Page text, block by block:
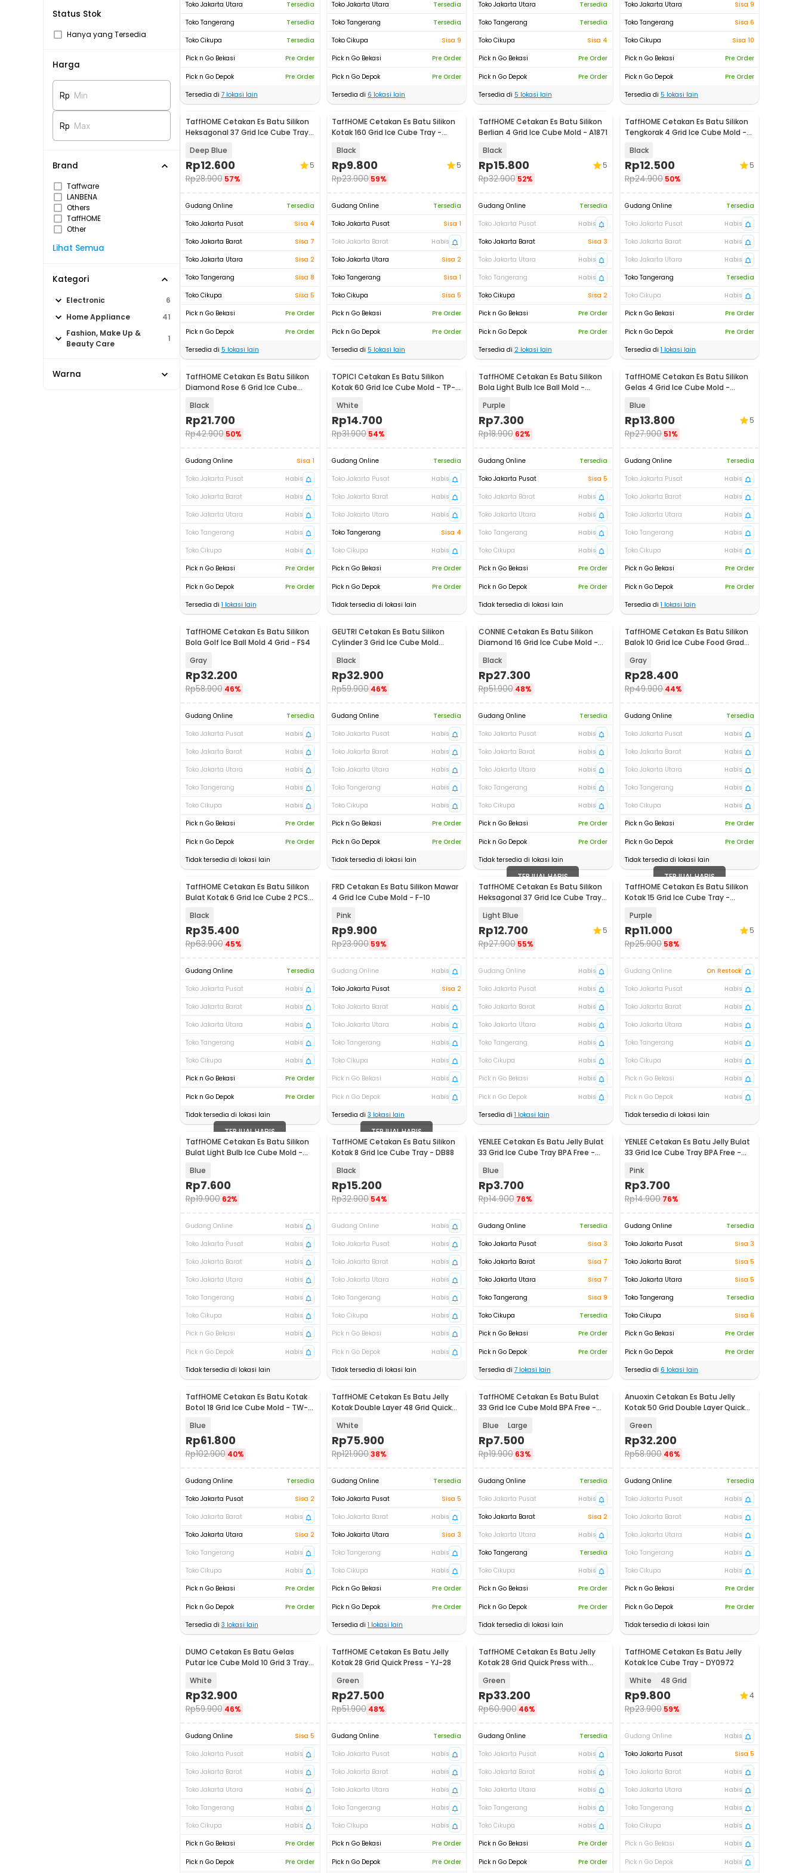
Status Stok
Hanya yang Tersedia
Harga
Rp Min
Rp Max
Brand
Taffware
LANBENA
Others
TaffHOME
Other
Lihat Semua
Kategori
Electronic
6
Home Appliance
41
Fashion, Make Up &
Beauty Care
1
Warna
Toko Jakarta Utara
Tersedia
Toko Tangerang
Tersedia
Toko Cikupa
Tersedia
Pick n Go Bekasi
Pre Order
Pick n Go Depok
Pre Order
Tersedia di 7lokasi lain
Toko Jakarta Utara
Tersedia
Toko Tangerang
Tersedia
Toko Cikupa
Sisa 9
Pick n Go Bekasi
Pre Order
Pick n Go Depok
Pre Order
Tersedia di 6 lokasi lain
Toko Jakarta Utara
Tersedia
Toko Tangerang
Tersedia
Toko Cikupa
Sisa 4
Pick n Go Bekasi
Pre Order
Pick n Go Depok
Pre Order
Tersedia di 5 lokasi lain
Toko Jakarta Utara
Sisa 9
Toko Tangerang
Sisa 6
Toko Cikupa
Sisa 10
Pick n Go Bekasi
Pre Order
Pick n Go Depok
Pre Order
Tersedia di 5 lokasi lain
TaffHOME Cetakan Es Batu Silikon
Heksagonal 37 Grid Ice Cube Tray -
Deep Blue
Rp12.600
Rp28.900 57%
5
Gudang Online
Tersedia
Toko Jakarta Pusat
Sisa 4
Toko Jakarta Barat
Sisa 7
Toko Jakarta Utara
Sisa 2
Toko Tangerang
Sisa 8
Toko Cikupa
Sisa 5
Pick n Go Bekasi
Pre Order
Pick n Go Depok
Pre Order
Tersedia di 5 lokasi lain
TaffHOME Cetakan Es Batu Silikon
Kotak 160 Grid Ice Cube Tray -
Black
Rp9.800
Rp23.900 59%
5
Gudang Online
Tersedia
Toko Jakarta Pusat
Sisa 1
Toko Jakarta Barat
Habis
Toko Jakarta Utara
Sisa 2
Toko Tangerang
Sisa 1
Toko Cikupa
Sisa 5
Pick n Go Bekasi
Pre Order
Pick n Go Depok
Pre Order
Tersedia di 5 lokasi lain
TaffHOME Cetakan Es Batu Silikon
Berlian 4 Grid Ice Cube Mold - A1871
Black
Rp15.800
Rp32.900 52%
5
Gudang Online
Tersedia
Toko Jakarta Pusat
Habis
Toko Jakarta Barat
Sisa 3
Toko Jakarta Utara
Habis
Toko Tangerang
Habis
Toko Cikupa
Sisa 2
Pick n Go Bekasi
Pre Order
Pick n Go Depok
Pre Order
Tersedia di 2lokasi lain
TaffHOME Cetakan Es Batu Silikon
Tengkorak 4 Grid Ice Cube Mold -
Black
Rp12.500
Rp24.900 50%
5
Gudang Online
Tersedia
Toko Jakarta Pusat
Habis
Toko Jakarta Barat
Habis
Toko Jakarta Utara
Habis
Toko Tangerang
Tersedia
Toko Cikupa
Habis
Pick n Go Bekasi
Pre Order
Pick n Go Depok
Pre Order
Tersedia di 1 lokasi lain
TaffHOME Cetakan Es Batu Silikon
Diamond Rose 6 Grid Ice Cube
Black
Rp21.700
Rp42.900 50%
Gudang Online
Sisa 1
Toko Jakarta Pusat
Habis
Toko Jakarta Barat
Habis
Toko Jakarta Utara
Habis
Toko Tangerang
Habis
Toko Cikupa
Habis
Pick n Go Bekasi
Pre Order
Pick n Go Depok
Pre Order
Tersedia di 1 lokasi lain
TOPICI Cetakan Es Batu Silikon
Kotak 60 Grid Ice Cube Mold - TP-
White
Rp14.700
Rp31.900 54%
Gudang Online
Tersedia
Toko Jakarta Pusat
Habis
Toko Jakarta Barat
Habis
Toko Jakarta Utara
Habis
Toko Tangerang
Sisa 4
Toko Cikupa
Habis
Pick n Go Bekasi
Pre Order
Pick n Go Depok
Pre Order
Tidak tersedia di lokasi lain
TaffHOME Cetakan Es Batu Silikon
Bola Light Bulb Ice Ball Mold -
Purple
Rp7.300
Rp18.900 62%
Gudang Online
Tersedia
Toko Jakarta Pusat
Sisa 5
Toko Jakarta Barat
Habis
Toko Jakarta Utara
Habis
Toko Tangerang
Habis
Toko Cikupa
Habis
Pick n Go Bekasi
Pre Order
Pick n Go Depok
Pre Order
Tidak tersedia di lokasi lain
TaffHOME Cetakan Es Batu Silikon
Gelas 4 Grid Ice Cube Mold -
Blue
Rp13.800
Rp27.900 51%
5
Gudang Online
Tersedia
Toko Jakarta Pusat
Habis
Toko Jakarta Barat
Habis
Toko Jakarta Utara
Habis
Toko Tangerang
Habis
Toko Cikupa
Habis
Pick n Go Bekasi
Pre Order
Pick n Go Depok
Pre Order
Tersedia di 1 lokasi lain
TaffHOME Cetakan Es Batu Silikon
Bola Golf Ice Ball Mold 4 Grid - FS4
Gray
Rp32.200
Rp58.900 46%
Gudang Online
Tersedia
Toko Jakarta Pusat
Habis
Toko Jakarta Barat
Habis
Toko Jakarta Utara
Habis
Toko Tangerang
Habis
Toko Cikupa
Habis
Pick n Go Bekasi
Pre Order
Pick n Go Depok
Pre Order
Tidak tersedia di lokasi lain
GEUTRI Cetakan Es Batu Silikon
Cylinder 3 Grid Ice Cube Mold
Black
Rp32.900
Rp59.900 46%
Gudang Online
Tersedia
Toko Jakarta Pusat
Habis
Toko Jakarta Barat
Habis
Toko Jakarta Utara
Habis
Toko Tangerang
Habis
Toko Cikupa
Habis
Pick n Go Bekasi
Pre Order
Pick n Go Depok
Pre Order
Tidak tersedia di lokasi lain
CONNIE Cetakan Es Batu Silikon
Diamond 16 Grid Ice Cube Mold -
Black
Rp27.300
Rp51.900 48%
Gudang Online
Tersedia
Toko Jakarta Pusat
Habis
Toko Jakarta Barat
Habis
Toko Jakarta Utara
Habis
Toko Tangerang
Habis
Toko Cikupa
Habis
Pick n Go Bekasi
Pre Order
Pick n Go Depok
Pre Order
Tidak tersedia di lokasi lain
TaffHOME Cetakan Es Batu Silikon
Balok 10 Grid Ice Cube Food Grade
Gray
Rp28.400
Rp49.900 44%
Gudang Online
Tersedia
Toko Jakarta Pusat
Habis
Toko Jakarta Barat
Habis
Toko Jakarta Utara
Habis
Toko Tangerang
Habis
Toko Cikupa
Habis
Pick n Go Bekasi
Pre Order
Pick n Go Depok
Pre Order
Tidak tersedia di lokasi lain
TaffHOME Cetakan Es Batu Silikon
Bulat Kotak 6 Grid Ice Cube 2 PCS -
Black
Rp35.400
Rp63.900 45%
Gudang Online
Tersedia
Toko Jakarta Pusat
Habis
Toko Jakarta Barat
Habis
Toko Jakarta Utara
Habis
Toko Tangerang
Habis
Toko Cikupa
Habis
Pick n Go Bekasi
Pre Order
Pick n Go Depok
Pre Order
Tidak tersedia di lokasi lain
FRD Cetakan Es Batu Silikon Mawar
4 Grid Ice Cube Mold - F-10
Pink
Rp9.900
Rp23.900 59%
Gudang Online
Habis
Toko Jakarta Pusat
Sisa 2
Toko Jakarta Barat
Habis
Toko Jakarta Utara
Habis
Toko Tangerang
Habis
Toko Cikupa
Habis
Pick n Go Bekasi
Habis
Pick n Go Depok
Habis
Tersedia di 3 lokasi lain
TERJUAL HABIS
TaffHOME Cetakan Es Batu Silikon
Heksagonal 37 Grid Ice Cube Tray -
Light Blue
Rp12.700
Rp27.900 55%
5
Gudang Online
Habis
Toko Jakarta Pusat
Habis
Toko Jakarta Barat
Habis
Toko Jakarta Utara
Habis
Toko Tangerang
Habis
Toko Cikupa
Habis
Pick n Go Bekasi
Habis
Pick n Go Depok
Habis
Tersedia di 1 lokasi lain
TERJUAL HABIS
TaffHOME Cetakan Es Batu Silikon
Kotak 15 Grid Ice Cube Tray -
Purple
Rp11.000
Rp25.900 58%
5
Gudang Online
On Restock
Toko Jakarta Pusat
Habis
Toko Jakarta Barat
Habis
Toko Jakarta Utara
Habis
Toko Tangerang
Habis
Toko Cikupa
Habis
Pick n Go Bekasi
Habis
Pick n Go Depok
Habis
Tidak tersedia di lokasi lain
TERJUAL HABIS
TaffHOME Cetakan Es Batu Silikon
Bulat Light Bulb Ice Cube Mold -
Blue
Rp7.600
Rp19.900 62%
Gudang Online
Habis
Toko Jakarta Pusat
Habis
Toko Jakarta Barat
Habis
Toko Jakarta Utara
Habis
Toko Tangerang
Habis
Toko Cikupa
Habis
Pick n Go Bekasi
Habis
Pick n Go Depok
Habis
Tidak tersedia di lokasi lain
TERJUAL HABIS
TaffHOME Cetakan Es Batu Silikon
Kotak 8 Grid Ice Cube Tray - DB88
Black
Rp15.200
Rp32.900 54%
Gudang Online
Habis
Toko Jakarta Pusat
Habis
Toko Jakarta Barat
Habis
Toko Jakarta Utara
Habis
Toko Tangerang
Habis
Toko Cikupa
Habis
Pick n Go Bekasi
Habis
Pick n Go Depok
Habis
Tidak tersedia di lokasi lain
YENLEE Cetakan Es Batu Jelly Bulat
33 Grid Ice Cube Tray BPA Free -
Blue
Rp3.700
Rp14.900 76%
Gudang Online
Tersedia
Toko Jakarta Pusat
Sisa 3
Toko Jakarta Barat
Sisa 7
Toko Jakarta Utara
Sisa 7
Toko Tangerang
Sisa 9
Toko Cikupa
Tersedia
Pick n Go Bekasi
Pre Order
Pick n Go Depok
Pre Order
Tersedia di 7lokasi lain
YENLEE Cetakan Es Batu Jelly Bulat
33 Grid Ice Cube Tray BPA Free -
Pink
Rp3.700
Rp14.900 76%
Gudang Online
Tersedia
Toko Jakarta Pusat
Sisa 3
Toko Jakarta Barat
Sisa 5
Toko Jakarta Utara
Sisa 5
Toko Tangerang
Tersedia
Toko Cikupa
Sisa 6
Pick n Go Bekasi
Pre Order
Pick n Go Depok
Pre Order
Tersedia di 6 lokasi lain
TaffHOME Cetakan Es Batu Kotak
Botol 18 Grid Ice Cube Mold - TW-
Blue
Rp61.800
Rp102.900 40%
Gudang Online
Tersedia
Toko Jakarta Pusat
Sisa 2
Toko Jakarta Barat
Habis
Toko Jakarta Utara
Sisa 2
Toko Tangerang
Habis
Toko Cikupa
Habis
Pick n Go Bekasi
Pre Order
Pick n Go Depok
Pre Order
Tersedia di 3 lokasi lain
TaffHOME Cetakan Es Batu Jelly
Kotak Double Layer 48 Grid Quick
White
Rp75.900
Rp121.90038%
Gudang Online
Tersedia
Toko Jakarta Pusat
Sisa 5
Toko Jakarta Barat
Habis
Toko Jakarta Utara
Sisa 3
Toko Tangerang
Habis
Toko Cikupa
Habis
Pick n Go Bekasi
Pre Order
Pick n Go Depok
Pre Order
Tersedia di 1 lokasi lain
TaffHOME Cetakan Es Batu Bulat
33 Grid Ice Cube Mold BPA Free -
Blue Large
Rp7.500
Rp19.900 63%
Gudang Online
Tersedia
Toko Jakarta Pusat
Habis
Toko Jakarta Barat
Sisa 2
Toko Jakarta Utara
Habis
Toko Tangerang
Tersedia
Toko Cikupa
Habis
Pick n Go Bekasi
Pre Order
Pick n Go Depok
Pre Order
Tidak tersedia di lokasi lain
Anuoxin Cetakan Es Batu Jelly
Kotak 50 Grid Double Layer Quick
Green
Rp32.200
Rp58.900 46%
Gudang Online
Tersedia
Toko Jakarta Pusat
Habis
Toko Jakarta Barat
Habis
Toko Jakarta Utara
Habis
Toko Tangerang
Habis
Toko Cikupa
Habis
Pick n Go Bekasi
Pre Order
Pick n Go Depok
Pre Order
Tidak tersedia di lokasi lain
DUMO Cetakan Es Batu Gelas
Putar Ice Cube Mold 10 Grid 3 Tray -
White
Rp32.900
Rp59.900 46%
Gudang Online
Sisa 5
Toko Jakarta Pusat
Habis
Toko Jakarta Barat
Habis
Toko Jakarta Utara
Habis
Toko Tangerang
Habis
Toko Cikupa
Habis
Pick n Go Bekasi
Pre Order
Pick n Go Depok Pre Order
TaffHOME Cetakan Es Batu Jelly
Kotak 28 Grid Quick Press - YJ-28
Green
Rp27.500
Rp51.900 48%
Gudang Online
Tersedia
Toko Jakarta Pusat
Habis
Toko Jakarta Barat
Habis
Toko Jakarta Utara
Habis
Toko Tangerang
Habis
Toko Cikupa
Habis
Pick n Go Bekasi
Pre Order
Pick n Go Depok Pre Order
TaffHOME Cetakan Es Batu Jelly
Kotak 28 Grid Quick Press with
Green
Rp33.200
Rp60.900 46%
Gudang Online
Tersedia
Toko Jakarta Pusat
Habis
Toko Jakarta Barat
Habis
Toko Jakarta Utara
Habis
Toko Tangerang
Habis
Toko Cikupa
Habis
Pick n Go Bekasi
Pre Order
Pick n Go Depok Pre Order
TaffHOME Cetakan Es Batu Jelly
Kotak Ice Cube Tray - DY0972
White
48 Grid
Rp9.800
Rp23.900 59%
4
Gudang Online
Habis
Toko Jakarta Pusat
Sisa 5
Toko Jakarta Barat
Habis
Toko Jakarta Utara
Habis
Toko Tangerang
Habis
Toko Cikupa
Habis
Pick n Go Bekasi
Habis
Pick n Go Depok Habis